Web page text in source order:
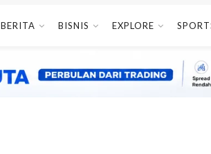
BERITA BISNIS EXPLORE